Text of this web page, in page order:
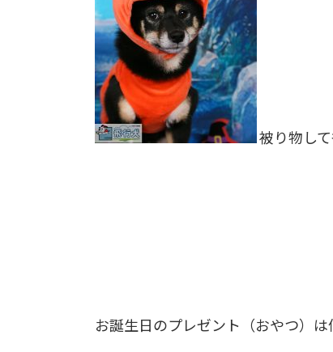
被り物し
お誕生日のプレゼント（おやつ）は